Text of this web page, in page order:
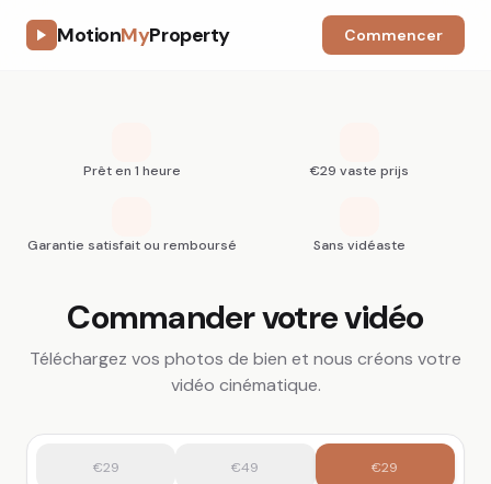
MotionMyProperty Commencer
Prêt en 1 heure €29 vaste prijs
Garantie satisfait ou remboursé Sans vidéaste
Commander votre vidéo
Téléchargez vos photos de bien et nous créons votre
vidéo cinématique.
€29 €49 €29